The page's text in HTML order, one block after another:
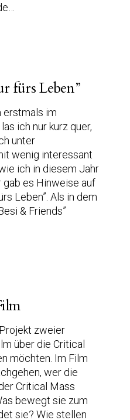
fürs Leben”
erstmals im
ich nur kurz quer,
unter
wenig interessant
ich in diesem Jahr
es Hinweise auf
Leben”. Als in dem
& Friends”
zweier
über die Critical
möchten. Im Film
wer die
Critical Mass
bewegt sie zum
sie? Wie stellen